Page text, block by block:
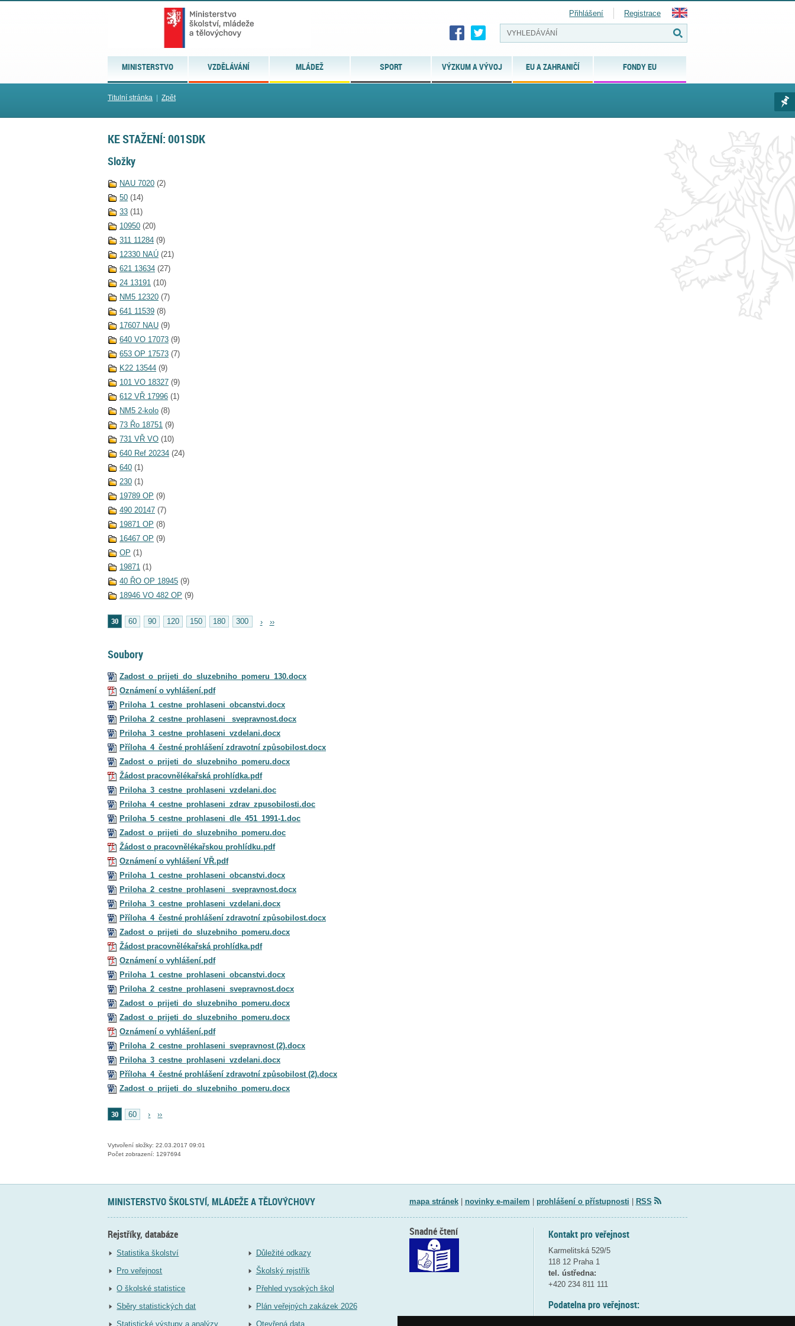
MINISTERSTVO VZDĚLÁVÁNÍ MLÁDEŽ SPORT VÝZKUM A VÝVOJ EU A ZAHRANIČÍ FONDY EU
Přihlášení Registrace
Titulní stránka Zpět
KE STAŽENÍ: 001SDK
Složky
NAU 7020 (2)
50 (14)
33 (11)
10950 (20)
311 11284 (9)
12330 NAÚ (21)
621 13634 (27)
24 13191 (10)
NM5 12320 (7)
641 11539 (8)
17607 NAU (9)
640 VO 17073 (9)
653 OP 17573 (7)
K22 13544 (9)
101 VO 18327 (9)
612 VŘ 17996 (1)
NM5 2-kolo (8)
73 Řo 18751 (9)
731 VŘ VO (10)
640 Ref 20234 (24)
640 (1)
230 (1)
19789 OP (9)
490 20147 (7)
19871 OP (8)
16467 OP (9)
OP (1)
19871 (1)
40 ŘO OP 18945 (9)
18946 VO 482 OP (9)
30 60 90 120 150 180 300 › ››
Soubory
Zadost_o_prijeti_do_sluzebniho_pomeru_130.docx
Oznámení o vyhlášení.pdf
Priloha_1_cestne_prohlaseni_obcanstvi.docx
Priloha_2_cestne_prohlaseni_ svepravnost.docx
Priloha_3_cestne_prohlaseni_vzdelani.docx
Příloha_4_čestné prohlášení zdravotní způsobilost.docx
Zadost_o_prijeti_do_sluzebniho_pomeru.docx
Žádost pracovnělékařská prohlídka.pdf
Priloha_3_cestne_prohlaseni_vzdelani.doc
Priloha_4_cestne_prohlaseni_zdrav_zpusobilosti.doc
Priloha_5_cestne_prohlaseni_dle_451_1991-1.doc
Zadost_o_prijeti_do_sluzebniho_pomeru.doc
Žádost o pracovnělékařskou prohlídku.pdf
Oznámení o vyhlášení VŘ.pdf
Priloha_1_cestne_prohlaseni_obcanstvi.docx
Priloha_2_cestne_prohlaseni_ svepravnost.docx
Priloha_3_cestne_prohlaseni_vzdelani.docx
Příloha_4_čestné prohlášení zdravotní způsobilost.docx
Zadost_o_prijeti_do_sluzebniho_pomeru.docx
Žádost pracovnělékařská prohlídka.pdf
Oznámení o vyhlášení.pdf
Priloha_1_cestne_prohlaseni_obcanstvi.docx
Priloha_2_cestne_prohlaseni_svepravnost.docx
Zadost_o_prijeti_do_sluzebniho_pomeru.docx
Zadost_o_prijeti_do_sluzebniho_pomeru.docx
Oznámení o vyhlášení.pdf
Priloha_2_cestne_prohlaseni_svepravnost (2).docx
Priloha_3_cestne_prohlaseni_vzdelani.docx
Příloha_4_čestné prohlášení zdravotní způsobilost (2).docx
Zadost_o_prijeti_do_sluzebniho_pomeru.docx
30 60 › ››
Vytvoření složky: 22.03.2017 09:01
Počet zobrazení: 1297694
MINISTERSTVO ŠKOLSTVÍ, MLÁDEŽE A TĚLOVÝCHOVY mapa stránek| novinky e-mailem prohlášení o přístupnosti RSS
Rejstříky, databáze
Statistika školství
Pro veřejnost
O školské statistice
Sběry statistických dat
Statistické výstupy a analýzy
Důležité odkazy
Školský rejstřík
Přehled vysokých škol
Plán veřejných zakázek 2026
Otevřená data
Kontakt pro veřejnost
Karmelitská 529/5
118 12 Praha 1
tel. ústředna:
+420 234 811 111
Podatelna pro veřejnost:
Snadné čtení